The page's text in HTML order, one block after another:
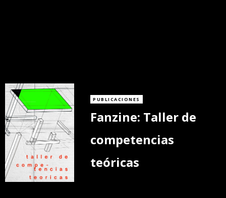
PUBLICACIONES
Fanzine: Taller de
competencias
teóricas